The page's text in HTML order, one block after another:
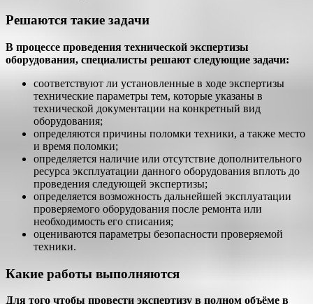
Решаются такие задачи
В процессе проведения технической экспертизы
оборудования, специалисты решают следующие задачи:
соответствуют ли установленные в ходе экспертизы
технические параметры тем, которые указаны в
технической документации на конкретный вид
оборудования;
определяются причины поломки техники, а также место
и время поломки;
определяется наличие или отсутствие дополнительного
ресурса эксплуатации данного оборудования вплоть до
проведения следующей экспертизы;
определяется возможность дальнейшей эксплуатации
проверяемого оборудования после ремонта или
необходимость его списания;
оцениваются параметры безопасности проверяемой
техники.
Какие работы выполняются
Для того чтобы провести экспертизу в полном объёме в